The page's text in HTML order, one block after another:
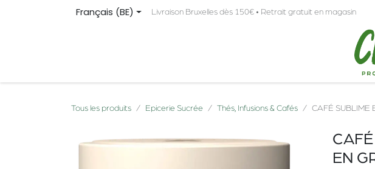
Français (BE) Livraison Bruxelles dès 150€ • Retrait gratuit en magasin
Tous les produits Epicerie Sucrée Thés, Infusions & Cafés CAFÉ SUBLIME
EN